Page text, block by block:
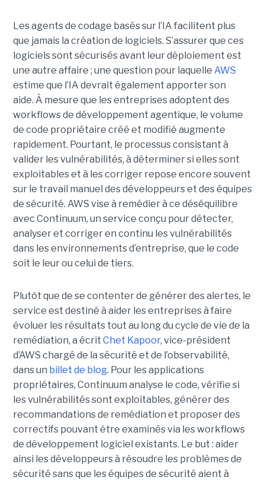
Les agents de codage basés sur l’IA facilitent plus
que jamais la création de logiciels. S’assurer que ces
logiciels sont sécurisés avant leur déploiement est
une autre affaire ; une question pour laquelle AWS
estime que l’IA devrait également apporter son
aide. À mesure que les entreprises adoptent des
workflows de développement agentique, le volume
de code propriétaire créé et modifié augmente
rapidement. Pourtant, le processus consistant à
valider les vulnérabilités, à déterminer si elles sont
exploitables et à les corriger repose encore souvent
sur le travail manuel des développeurs et des équipes
de sécurité. AWS vise à remédier à ce déséquilibre
avec Continuum, un service conçu pour détecter,
analyser et corriger en continu les vulnérabilités
dans les environnements d’entreprise, que le code
soit le leur ou celui de tiers.
Plutôt que de se contenter de générer des alertes, le
service est destiné à aider les entreprises à faire
évoluer les résultats tout au long du cycle de vie de la
remédiation, a écrit Chet Kapoor, vice-président
d’AWS chargé de la sécurité et de l’observabilité,
dans un billet de blog. Pour les applications
propriétaires, Continuum analyse le code, vérifie si
les vulnérabilités sont exploitables, générer des
recommandations de remédiation et proposer des
correctifs pouvant être examinés via les workflows
de développement logiciel existants. Le but : aider
ainsi les développeurs à résoudre les problèmes de
sécurité sans que les équipes de sécurité aient à